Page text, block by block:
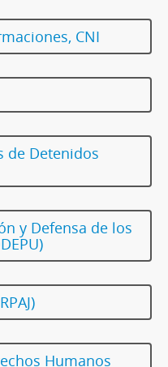
CNI
de Detenidos
y Defensa de los
Humanos